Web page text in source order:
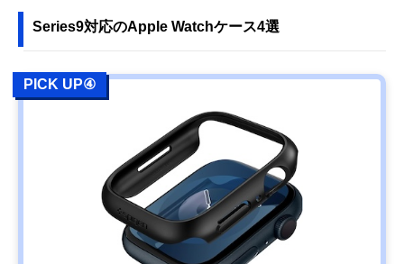
Series9対応のApple Watchケース4選
PICK UP④